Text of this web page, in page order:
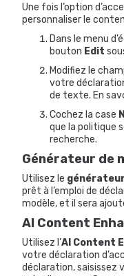
Une fois l’option
personnaliser le
Dans le menu
bouton Edit
Modifiez le
votre
de texte. En
Cochez la case
que la politique
recherche.
Générateur de
Utilisez le
prêt à l’emploi de
modèle, et il sera
AI Content
Utilisez l’AI Content
votre déclaration
déclaration, saisissez